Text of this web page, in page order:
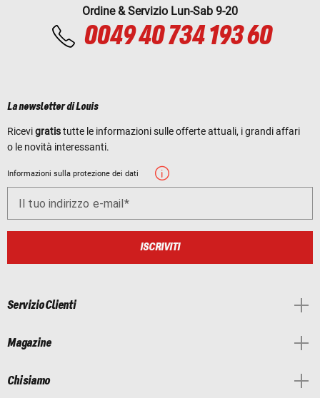
Ordine & Servizio Lun-Sab 9-20
0049 40 734 193 60
La newsletter di Louis
Ricevigratistutte le informazioni sulle offerte attuali, i grandi affari
o le novità interessanti.
Informazioni sulla protezione dei dati
Il tuo indirizzo e-mail
ISCRIVITI
Servizio Clienti
Magazine
Chi siamo